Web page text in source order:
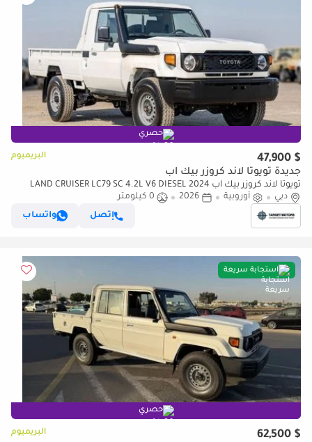
حصري
$ 47,900 البريميوم
جديدة تويوتا لاند كروزر بيك آب
تويوتا لاند كروزر بيك آب LAND CRUISER LC79 SC 4.2L V6 DIESEL 2024
دبي
أوروبية 2026
0 كيلومتر
إتصل
واتساب
استجابة سريعة
حصري
$ 62,500 البريميوم